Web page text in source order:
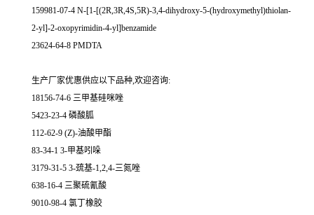
159981-07-4 N-[1-[(2R,3R,4S,5R)-3,4-dihydroxy-5-(hydroxymethyl)thiolan-
2-yl]-2-oxopyrimidin-4-yl]benzamide
23624-64-8 PMDTA
生产厂家优惠供应以下品种,欢迎咨询:
18156-74-6 三甲基硅咪唑
5423-23-4 磷酸胍
112-62-9 (Z)-油酸甲酯
83-34-1 3-甲基吲哚
3179-31-5 3-巯基-1,2,4-三氮唑
638-16-4 三聚硫氰酸
9010-98-4 氯丁橡胶